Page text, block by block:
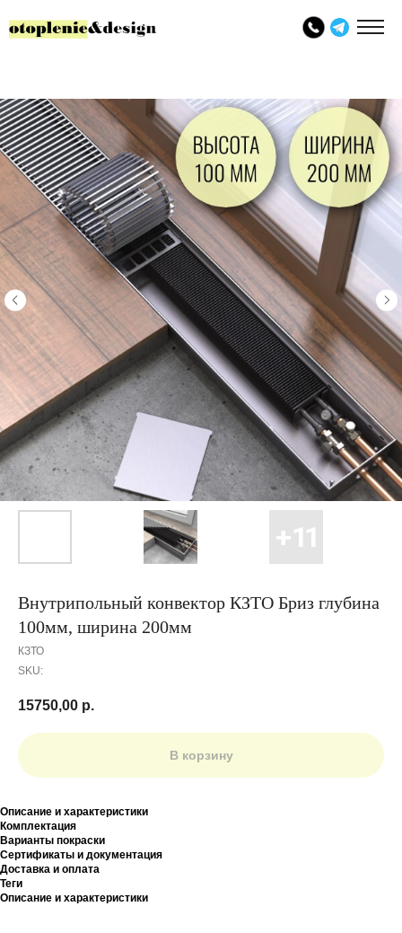
Внутрипольный конвектор КЗТО Бриз глубина
100мм, ширина 200мм
КЗТО
SKU:
15750,00 р.
В корзину
Описание и характеристики
Комплектация
Варианты покраски
Сертификаты и документация
Доставка и оплата
Теги
Описание и характеристики